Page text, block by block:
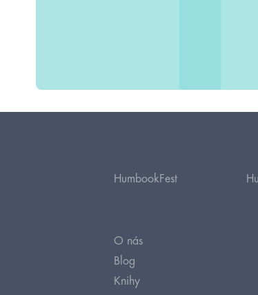
HumbookFest
O nás
Blog
Knihy